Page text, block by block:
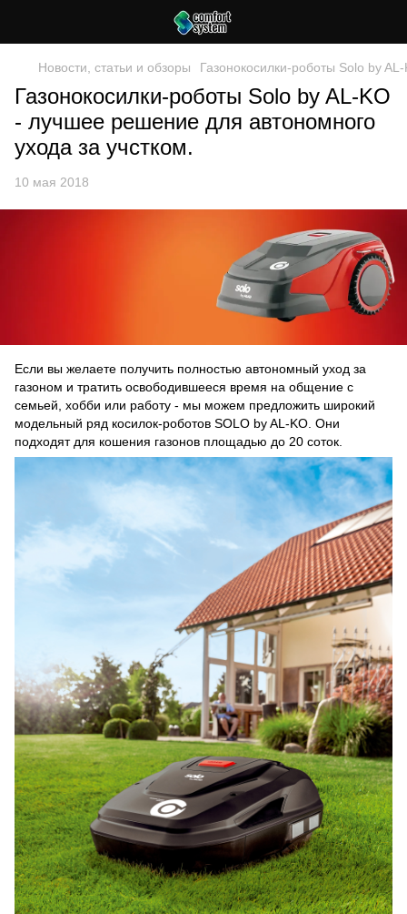
Новости, статьи и обзоры Газонокосилки-роботы Solo by
Газонокосилки-роботы Solo by AL-KO
- лучшее решение для автономного
ухода за учстком.
10 мая 2018
Если вы желаете получить полностью автономный уход за
газоном и тратить освободившееся время на общение с
семьей, хобби или работу - мы можем предложить широкий
модельный ряд косилок-роботов SOLO by AL-KO. Они
подходят для кошения газонов площадью до 20 соток.